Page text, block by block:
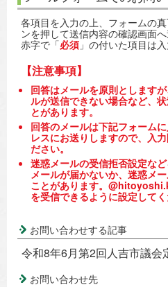
各項目を入力の上、フォームの
ンを押して送信内容の確認画面へ
赤字で「必須 」の付いた項目は
【注意事項】
回答はメールを原則とします
ルが送信できない場合など、
とがあります。
回答のメールは下記フォーム
レスにお送りしますので、入
ださい。
迷惑メールの受信拒否設定な
メールが届かないか、迷惑メ
ことがあります。
を受信できるように設定してく
お問い合わせする記事
令和8年6月第2回人吉市議会
お問い合わせ先